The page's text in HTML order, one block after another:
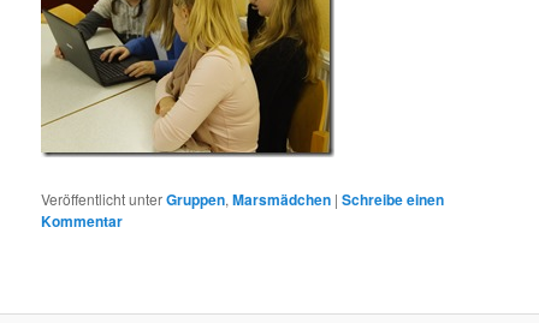
Veröffentlicht unterGruppen,Marsmädchen |Schreibe einen
Kommentar